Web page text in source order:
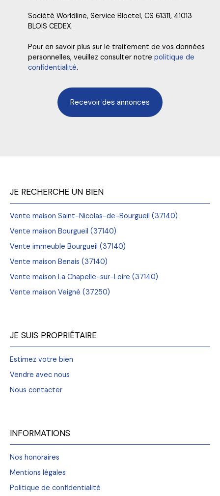
Société Worldline, Service Bloctel, CS 61311, 41013
BLOIS CEDEX.
Pour en savoir plus sur le traitement de vos données
personnelles, veuillez consulter notre politique de
confidentialité.
Recevoir des annonces
JE RECHERCHE UN BIEN
Vente maison Saint-Nicolas-de-Bourgueil (37140)
Vente maison Bourgueil (37140)
Vente immeuble Bourgueil (37140)
Vente maison Benais (37140)
Vente maison La Chapelle-sur-Loire (37140)
Vente maison Veigné (37250)
JE SUIS PROPRIÉTAIRE
Estimez votre bien
Vendre avec nous
Nous contacter
INFORMATIONS
Nos honoraires
Mentions légales
Politique de confidentialité